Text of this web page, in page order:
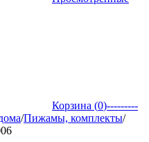
Корзина (0)---------
/Пижамы, комплекты/